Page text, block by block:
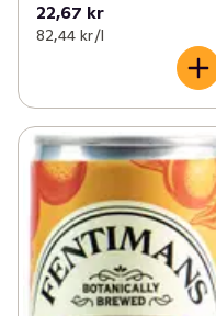
22,67 kr
82,44 kr /l